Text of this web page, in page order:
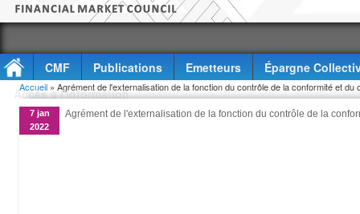
CMF Publications Emetteurs
Épargne
Accès à l'information
Vous êtes ici
Accueil » Agrément de l'externalisation de la fonction du contrôle de la conformité et
7 jan
2022
Agrément de l'externalisation de la fonction du contrôle de la